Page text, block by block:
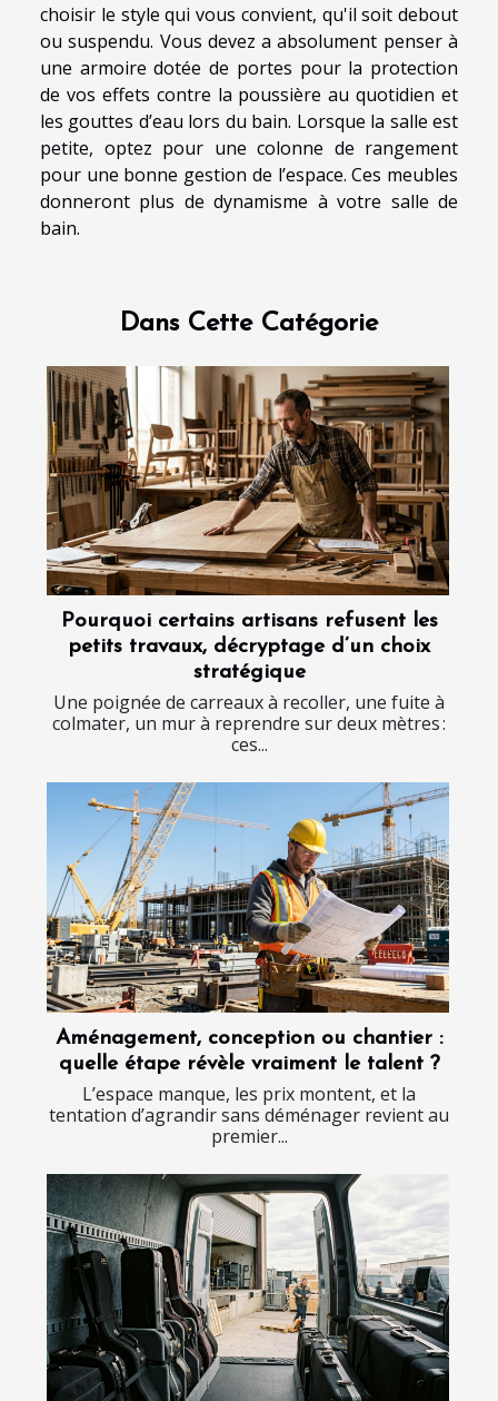
choisir le style qui vous convient, qu'il soit debout
ou suspendu. Vous devez a absolument penser à
une armoire dotée de portes pour la protection
de vos effets contre la poussière au quotidien et
les gouttes d’eau lors du bain. Lorsque la salle est
petite, optez pour une colonne de rangement
pour une bonne gestion de l’espace. Ces meubles
donneront plus de dynamisme à votre salle de
bain.
Dans Cette Catégorie
Pourquoi certains artisans refusent les
petits travaux, décryptage d’un choix
stratégique
Une poignée de carreaux à recoller, une fuite à
colmater, un mur à reprendre sur deux mètres :
ces...
Aménagement, conception ou chantier :
quelle étape révèle vraiment le talent ?
L’espace manque, les prix montent, et la
tentation d’agrandir sans déménager revient au
premier...